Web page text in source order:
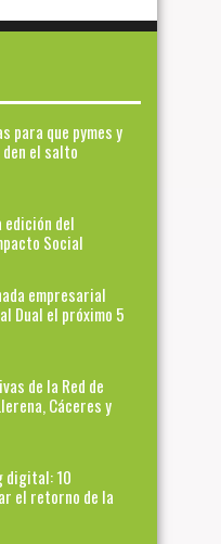
para que pymes y
el salto
edición del
Social
empresarial
Dual el próximo 5
de la Red de
Cáceres y
digital: 10
el retorno de la